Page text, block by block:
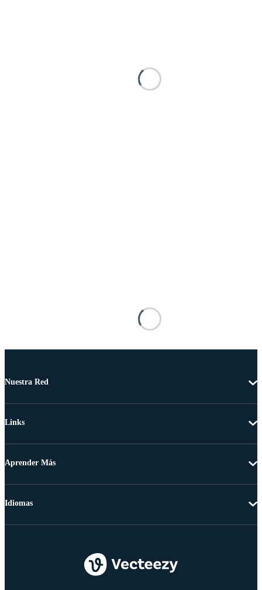
Nuestra Red
Links
Aprender Más
Idiomas